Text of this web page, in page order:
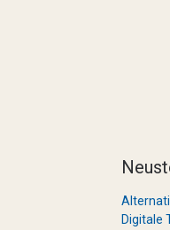
Digitale